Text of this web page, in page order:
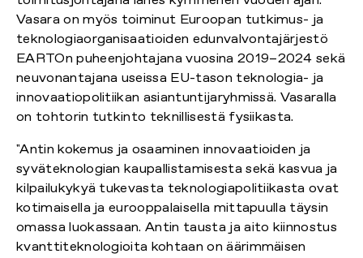
Vasara on myös toiminut Euroopan tutkimus- ja
teknologiaorganisaatioiden edunvalvontajärjestö
EARTOn puheenjohtajana vuosina 2019–2024 sekä
neuvonantajana useissa EU-tason teknologia- ja
innovaatiopolitiikan asiantuntijaryhmissä. Vasaralla
on tohtorin tutkinto teknillisestä fysiikasta.
"Antin kokemus ja osaaminen innovaatioiden ja
syväteknologian kaupallistamisesta sekä kasvua ja
kilpailukykyä tukevasta teknologiapolitiikasta ovat
kotimaisella ja eurooppalaisella mittapuulla täysin
omassa luokassaan. Antin tausta ja aito kiinnostus
kvanttiteknologioita kohtaan on äärimmäisen